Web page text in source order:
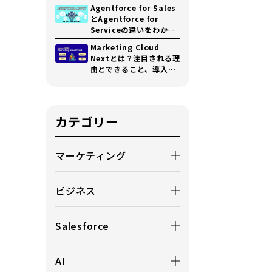
解説
Agentforce for Sales
とAgentforce for
Serviceの違いをわかり
やすく解説！定義から共
通点・費用と導入の注意
点まで解説
Marketing Cloud
Nextとは？注目される理
由とできること、導入手
カテゴリー
マーケティング
ビジネス
Salesforce
AI